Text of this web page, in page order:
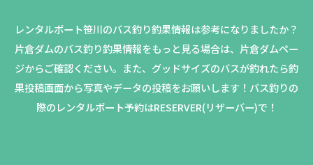
レンタルボート笹川のバス釣り釣果情報は参考になりましたか？
片倉ダムのバス釣り釣果情報をもっと見る場合は、片倉ダムペー
ジからご確認ください。 また、グッドサイズのバスが釣れたら釣
果投稿画面から写真やデータの投稿をお願いします！バス釣りの
際のレンタルボート予約はRESERVER(リザーバー)で！